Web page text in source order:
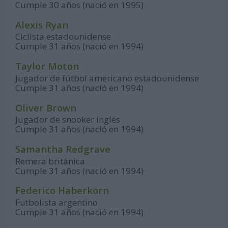
Cumple 30 años (nació en 1995)
Alexis Ryan
Ciclista estadounidense
Cumple 31 años (nació en 1994)
Taylor Moton
Jugador de fútbol americano estadounidense
Cumple 31 años (nació en 1994)
Oliver Brown
Jugador de snooker inglés
Cumple 31 años (nació en 1994)
Samantha Redgrave
Remera británica
Cumple 31 años (nació en 1994)
Federico Haberkorn
Futbolista argentino
Cumple 31 años (nació en 1994)